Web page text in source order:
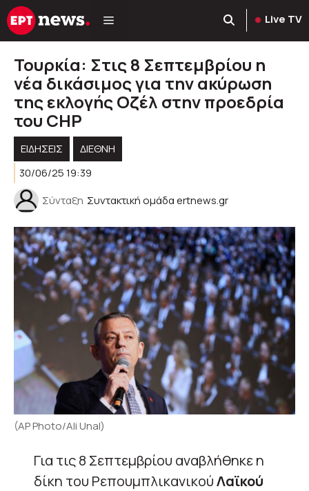
Μετάβαση
σε
Live TV
Τουρκία: Στις 8 Σεπτεμβρίου η
νέα δικάσιμος για την ακύρωση
της εκλογής Οζέλ στην προεδρία
του CHP
ΕΙΔΗΣΕΙΣ
ΔΙΕΘΝΗ
30/06/25 19:39
Σύνταξη Συντακτική ομάδα ertnews.gr
(AP Photo/Ali Unal)
Για τις 8 Σεπτεμβρίου αναβλήθηκε η
δίκη του ΡεπουμπλικανικούΛαϊκού